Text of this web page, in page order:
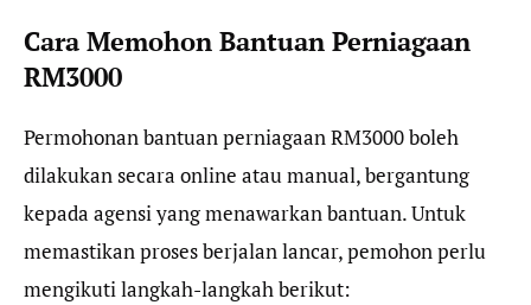
Cara Memohon Bantuan Perniagaan
RM3000
Permohonan bantuan perniagaan RM3000 boleh
dilakukan secara online atau manual, bergantung
kepada agensi yang menawarkan bantuan. Untuk
memastikan proses berjalan lancar, pemohon perlu
mengikuti langkah-langkah berikut: